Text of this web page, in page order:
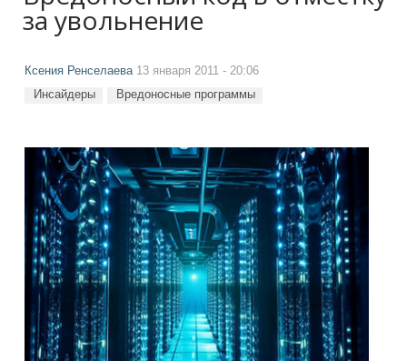
за увольнение
Ксения Ренселаева13 января 2011 - 20:06
Инсайдеры Вредоносные программы